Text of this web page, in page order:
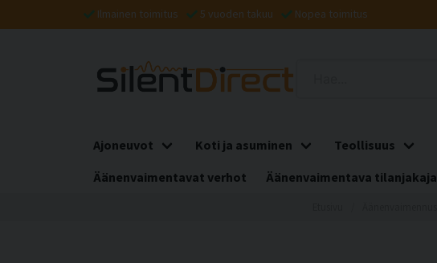
Ilmainen toimitus 5 vuoden takuu Nopea toimitus
Ajoneuvot Koti ja asuminen Teollisuus
Äänenvaimentavat verhot
Äänenvaimentava tilanjakaja